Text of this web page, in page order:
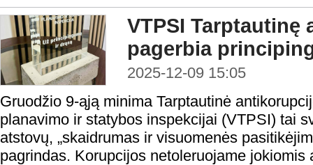
VTPSI
pagerbia
2025-12-09 15:05
Gruodžio 9-ąją minima Tarptautinė
planavimo ir statybos inspekcijai (VTPSI) tai
atstovų, „skaidrumas ir visuomenės
pagrindas. Korupcijos netoleruojame jokiomis